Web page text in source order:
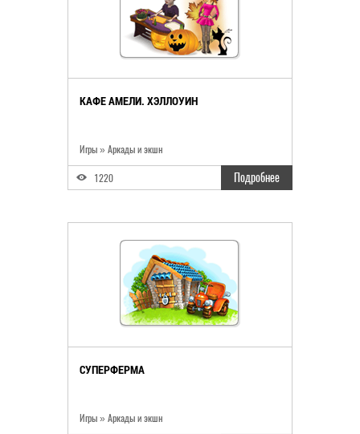
КАФЕ АМЕЛИ. ХЭЛЛОУИН
Игры» Аркады и экшн
1220 Подробнее
СУПЕРФЕРМА
Игры» Аркады и экшн